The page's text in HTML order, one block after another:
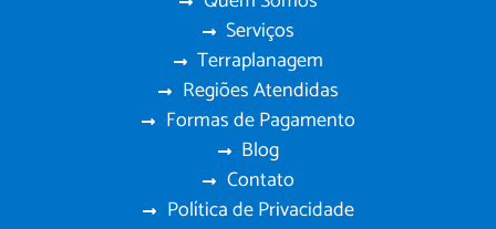
Serviços
Terraplanagem
Regiões Atendidas
Formas de Pagamento
Blog
Contato
Política de Privacidade